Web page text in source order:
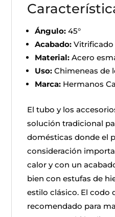
Ángulo: 45°
Acabado: Vitrificado
Material: Acero
Uso: Chimeneas de
Marca: Hermanos
El tubo y los
solución tradicional
domésticas donde el
consideración
calor y con un
bien con estufas de
estilo clásico. El codo
recomendado para